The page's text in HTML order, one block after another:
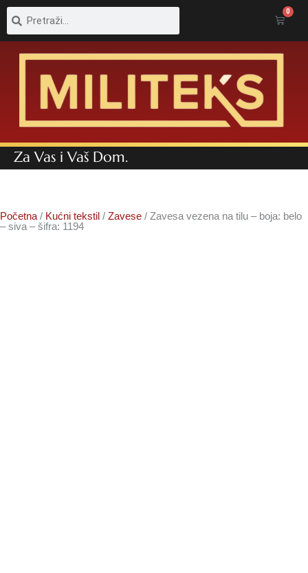
Pretraga 0
Cart
Za Vas i Vaš Dom.
Početna / Kućni tekstil / Zavese / Zavesa vezena na tilu – boja: belo
– siva – šifra: 1194